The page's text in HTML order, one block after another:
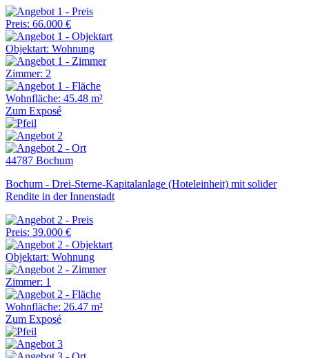
Preis: 66.000 €
Objektart: Wohnung
Zimmer: 2
Wohnfläche: 45.48 m²
Zum Exposé
44787 Bochum
Bochum - Drei-Sterne-Kapitalanlage (Hoteleinheit) mit solider
Rendite in der Innenstadt
Preis: 39.000 €
Objektart: Wohnung
Zimmer: 1
Wohnfläche: 26.47 m²
Zum Exposé